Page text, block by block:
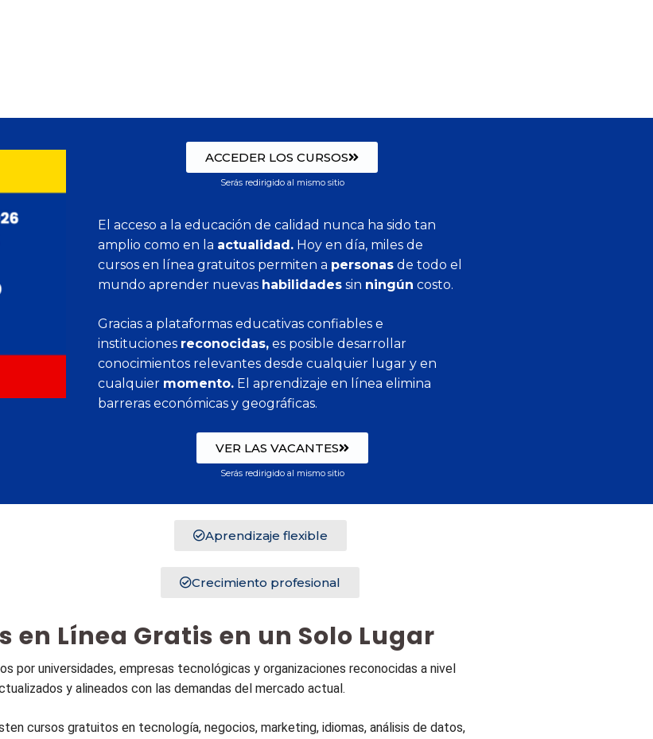
ACCEDER LOS CURSOS
Serás redirigido al mismo sitio
El acceso a la educación de calidad nunca ha sido tan
amplio como en la actualidad.Hoy en día, miles de
cursos en línea gratuitos permiten a personasde todo el
mundo aprender nuevas habilidadessin ningún costo.
Gracias a plataformas educativas confiables e
instituciones reconocidas,es posible desarrollar
conocimientos relevantes desde cualquier lugar y en
cualquier momento.El aprendizaje en línea elimina
barreras económicas y geográficas.
VER LAS VACANTES
Serás redirigido al mismo sitio
Aprendizaje flexible
Crecimiento profesional
en Línea Gratis en un Solo Lugar
por universidades, empresas tecnológicas y organizaciones reconocidas a nivel
y alineados con las demandas del mercado actual.
cursos gratuitos en tecnología, negocios, marketing, idiomas, análisis de datos,